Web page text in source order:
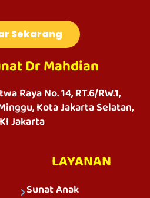
Sekarang
Dr Mahdian
Raya No. 14, RT.6/RW.1,
Kota Jakarta Selatan,
Jakarta
LAYANAN
Sunat Anak